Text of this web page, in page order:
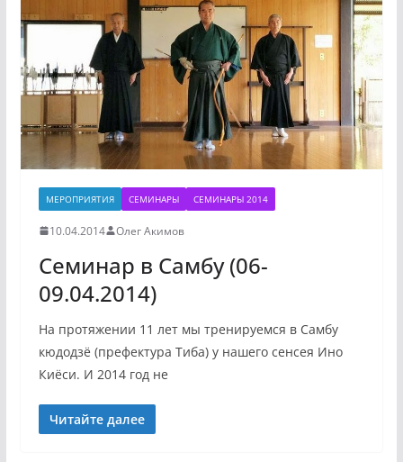
МЕРОПРИЯТИЯ СЕМИНАРЫ СЕМИНАРЫ 2014
10.04.2014 Олег Акимов
Семинар в Самбу (06-
09.04.2014)
На протяжении 11 лет мы тренируемся в Самбу
кюдодзё (префектура Тиба) у нашего сенсея Ино
Киёси. И 2014 год не
Читайте далее